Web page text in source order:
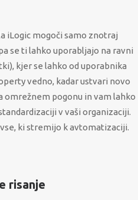
iLogic mogoči samo znotraj
se ti lahko uporabljajo na ravni
kjer se lahko od uporabnika
vedno, kadar ustvari novo
omrežnem pogonu in vam lahko
v vaši organizaciji.
ki stremijo k avtomatizaciji.
risanje